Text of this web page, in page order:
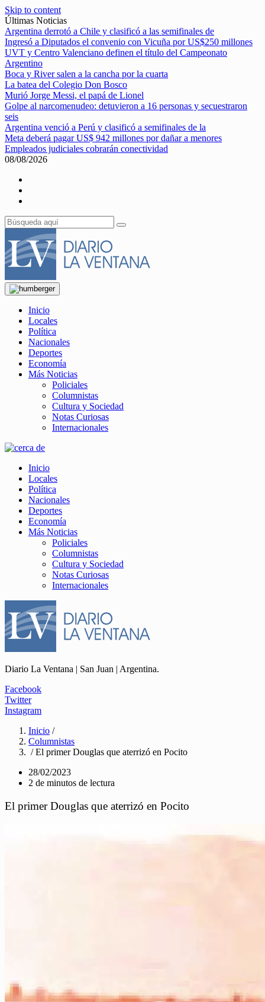
Skip to content
Últimas Noticias
Argentina derrotó a Chile y clasificó a las semifinales de
Ingresó a Diputados el convenio con Vicuña por US$250 millones
UVT y Centro Valenciano definen el título del Campeonato
Argentino
Boca y River salen a la cancha por la cuarta
La batea del Colegio Don Bosco
Murió Jorge Messi, el papá de Lionel
Golpe al narcomenudeo: detuvieron a 16 personas y secuestraron
seis
Argentina venció a Perú y clasificó a semifinales de la
Meta deberá pagar US$ 942 millones por dañar a menores
Empleados judiciales cobrarán conectividad
08/08/2026
Inicio
Locales
Política
Nacionales
Deportes
Economía
Más Noticias
Policiales
Columnistas
Cultura y Sociedad
Notas Curiosas
Internacionales
Inicio
Locales
Política
Nacionales
Deportes
Economía
Más Noticias
Policiales
Columnistas
Cultura y Sociedad
Notas Curiosas
Internacionales
Diario La Ventana | San Juan | Argentina.
Facebook
Twitter
Instagram
Inicio /
Columnistas
/ El primer Douglas que aterrizó en Pocito
28/02/2023
2 de minutos de lectura
El primer Douglas que aterrizó en Pocito